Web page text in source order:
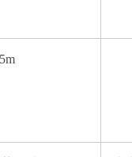
5m